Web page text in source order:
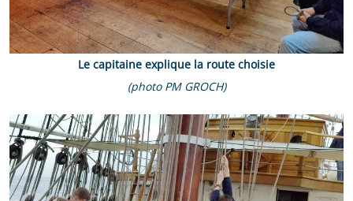
Le capitaine explique la route choisie
(photo PM GROCH)